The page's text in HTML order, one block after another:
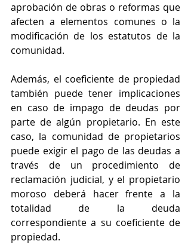
aprobación de obras o reformas que
afecten a elementos comunes o la
modificación de los estatutos de la
comunidad.
Además, el coeficiente de propiedad
también puede tener implicaciones
en caso de impago de deudas por
parte de algún propietario. En este
caso, la comunidad de propietarios
puede exigir el pago de las deudas a
través de un procedimiento de
reclamación judicial, y el propietario
moroso deberá hacer frente a la
totalidad de la deuda
correspondiente a su coeficiente de
propiedad.